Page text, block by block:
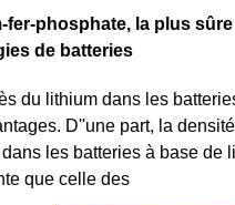
fer-phosphate, la plus
de batteries
du lithium dans les
D''une part, la
les batteries à base de
que celle des